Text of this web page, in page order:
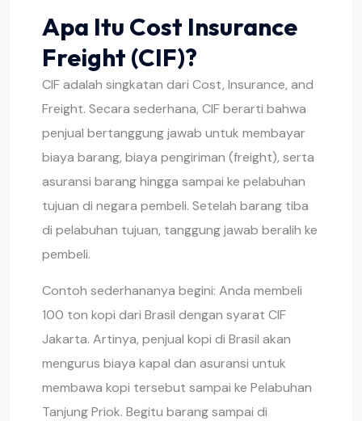
Apa Itu Cost Insurance
Freight (CIF)?
CIF adalah singkatan dari Cost, Insurance, and
Freight. Secara sederhana, CIF berarti bahwa
penjual bertanggung jawab untuk membayar
biaya barang, biaya pengiriman (freight), serta
asuransi barang hingga sampai ke pelabuhan
tujuan di negara pembeli. Setelah barang tiba
di pelabuhan tujuan, tanggung jawab beralih ke
pembeli.
Contoh sederhananya begini: Anda membeli
100 ton kopi dari Brasil dengan syarat CIF
Jakarta. Artinya, penjual kopi di Brasil akan
mengurus biaya kapal dan asuransi untuk
membawa kopi tersebut sampai ke Pelabuhan
Tanjung Priok. Begitu barang sampai di